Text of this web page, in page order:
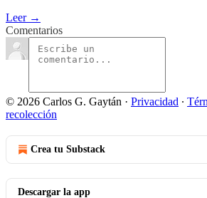
Leer →
Comentarios
© 2026 Carlos G. Gaytán · Privacidad ∙
recolección
Crea tu Substack
Descargar la app